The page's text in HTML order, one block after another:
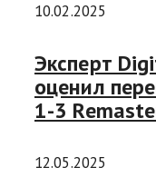
10.02.2025
Эксперт
оценил
1-3
12.05.2025